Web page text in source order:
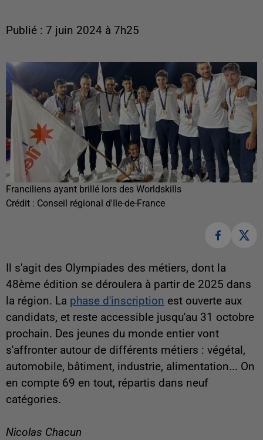
Publié : 7 juin 2024 à 7h25
Franciliens ayant brillé lors des Worldskills
Crédit : Conseil régional d'Ile-de-France
Il s'agit des Olympiades des métiers, dont la
48ème édition se déroulera à partir de 2025 dans
la région. La phase d'inscription est ouverte aux
candidats, et reste accessible jusqu'au 31 octobre
prochain. Des jeunes du monde entier vont
s'affronter autour de différents métiers : végétal,
automobile, bâtiment, industrie, alimentation... On
en compte 69 en tout, répartis dans neuf
catégories.
Nicolas Chacun